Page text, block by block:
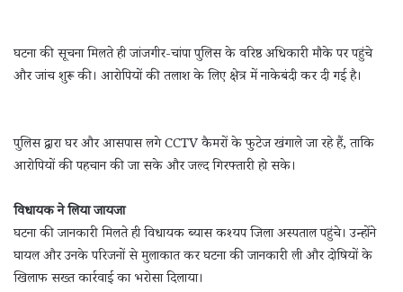
घटना की सूचना मिलते ही जांजगीर-चांपा पुलिस के वरिष्ठ अधिकारी मौके पर पहुंचे
और जांच शुरू की। आरोपियों की तलाश के लिए क्षेत्र में नाकेबंदी कर दी गई है।
पुलिस द्वारा घर और आसपास लगे CCTV कैमरों के फुटेज खंगाले जा रहे हैं, ताकि
आरोपियों की पहचान की जा सके और जल्द गिरफ्तारी हो सके।
विधायक ने लिया जायजा
घटना की जानकारी मिलते ही विधायक ब्यास कश्यप जिला अस्पताल पहुंचे। उन्होंने
घायल और उनके परिजनों से मुलाकात कर घटना की जानकारी ली और दोषियों के
खिलाफ सख्त कार्रवाई का भरोसा दिलाया।